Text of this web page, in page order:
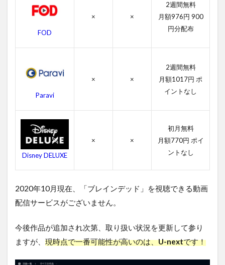
ト・
替え
イン
ドの
4.4
ブレ
イン
デッ
ドの
作品
5
レ
ン
FOD
× ×
2週間無料
月額976円 900
円分配布
Paravi
× ×
2週間無料
月額1017円 ポ
イントなし
Disney DELUXE
× ×
初月無料
月額770円 ポイ
ントなし
2020年10月現在、「ブレインデッド」を視聴できる動画
配信サービスがございません。
今後作品が追加され次第、取り扱い状況を更新して参り
ますが、 現時点で一番可能性が高いのは、U-nextです！